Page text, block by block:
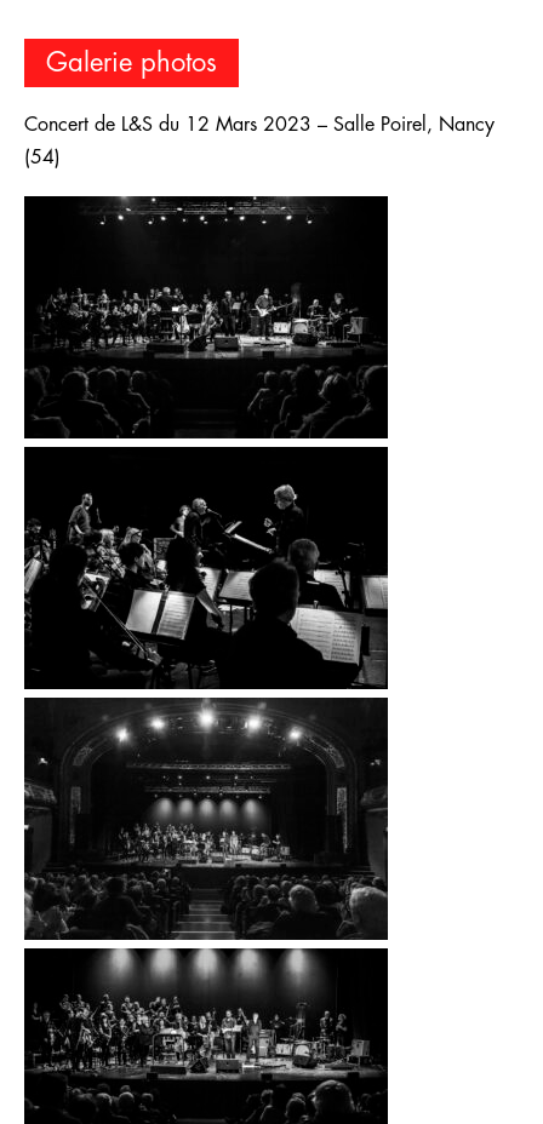
Galerie photos
Concert de L&S du 12 Mars 2023 – Salle Poirel, Nancy
(54)